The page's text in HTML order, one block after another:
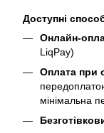
Доступні
Онлайн-
LiqPay)
Оплата при
мінімальна